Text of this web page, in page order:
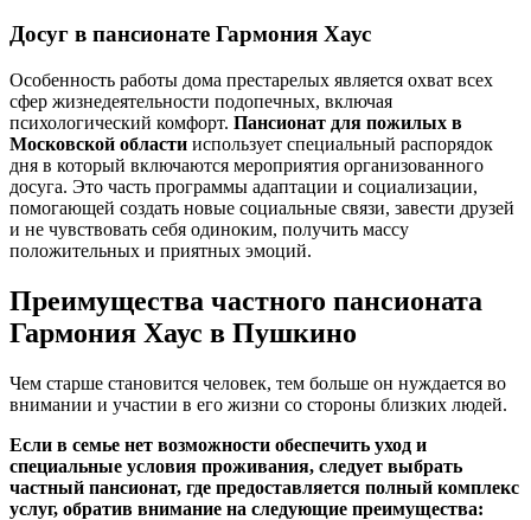
Досуг в пансионате Гармония Хаус
Особенность работы дома престарелых является охват всех
сфер жизнедеятельности подопечных, включая
психологический комфорт. Пансионат для пожилых в
Московской области использует специальный распорядок
дня в который включаются мероприятия организованного
досуга. Это часть программы адаптации и социализации,
помогающей создать новые социальные связи, завести друзей
и не чувствовать себя одиноким, получить массу
положительных и приятных эмоций.
Преимущества частного пансионата
Гармония Хаус в Пушкино
Чем старше становится человек, тем больше он нуждается во
внимании и участии в его жизни со стороны близких людей.
Если в семье нет возможности обеспечить уход и
специальные условия проживания, следует выбрать
частный пансионат, где предоставляется полный комплекс
услуг, обратив внимание на следующие преимущества: